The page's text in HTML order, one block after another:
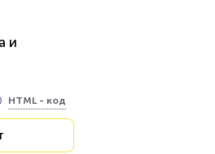
и
HTML - код